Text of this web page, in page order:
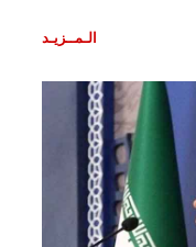
الـمــزيـد